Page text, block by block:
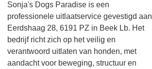
Sonja's Dogs Paradise is een
professionele uitlaatservice gevestigd aan
Eerdshaag 28, 6191 PZ in Beek Lb. Het
bedrijf richt zich op het veilig en
verantwoord uitlaten van honden, met
aandacht voor beweging, structuur en